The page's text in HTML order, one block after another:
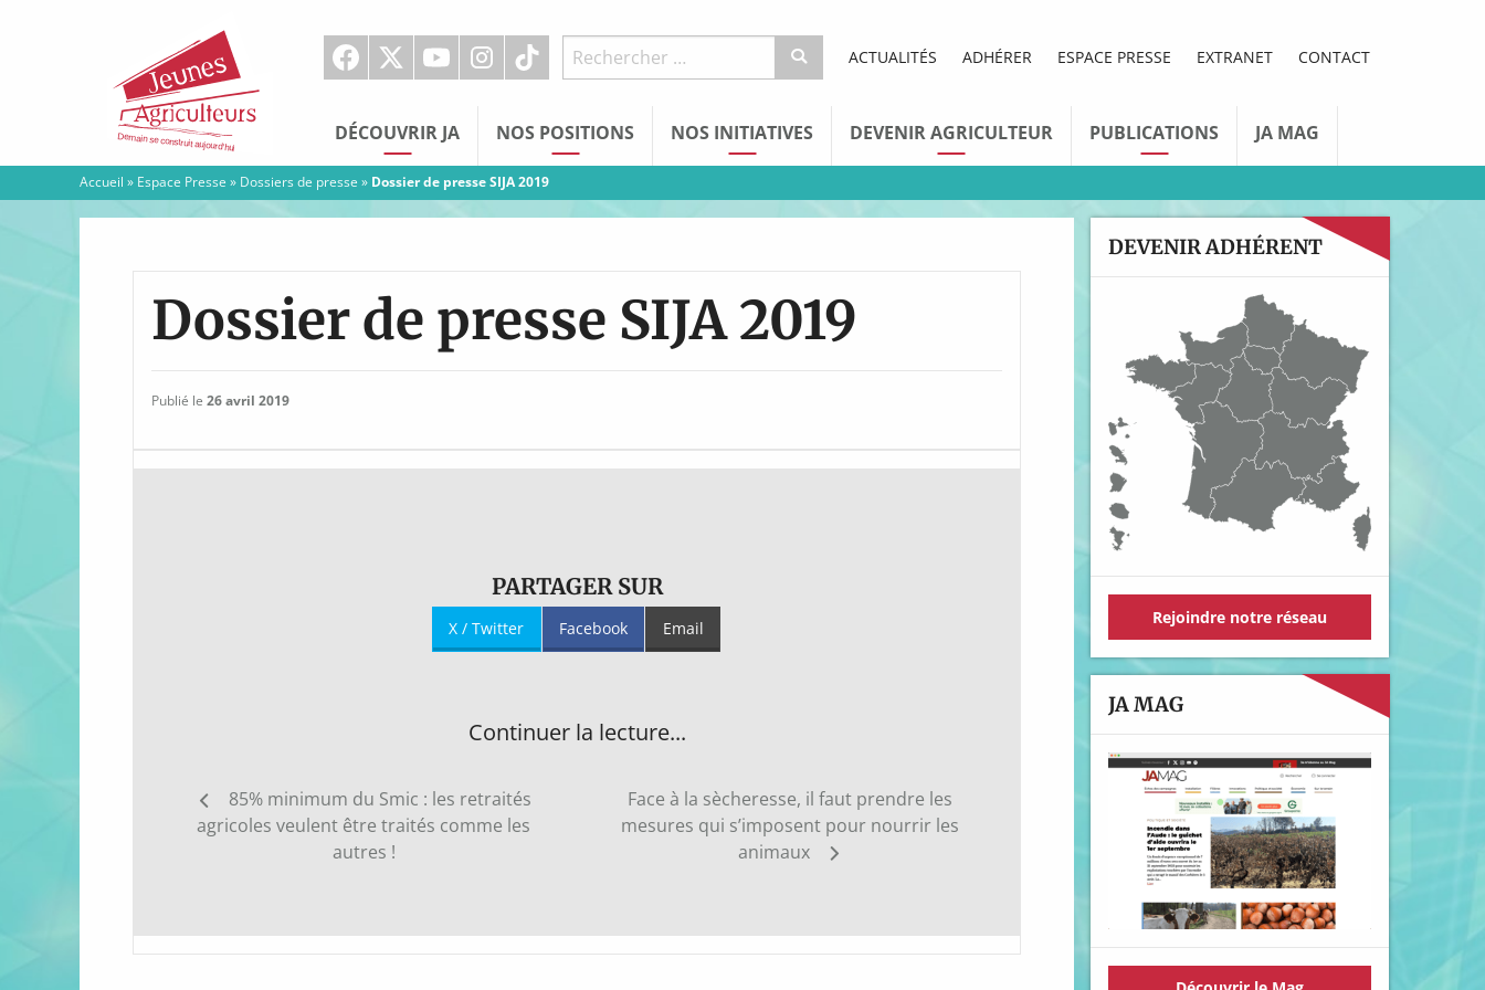
Agriculteurs
ACTUALITÉS ADHÉRER ESPACE PRESSE EXTRANET CONTACT
DÉCOUVRIR JA NOS POSITIONS NOS INITIATIVES DEVENIR AGRICULTEUR PUBLICATIONS JA MAG
Accueil » Espace Presse » Dossiers de presse » Dossier de presse SIJA 2019
Dossier de presse SIJA 2019
Publié le 26 avril 2019
PARTAGER SUR
X / Twitter Facebook Email
Continuer la lecture...
Navigation
85% minimum du Smic : les retraités
agricoles veulent être traités comme les
autres !
Face à la sècheresse, il faut prendre les
mesures qui s’imposent pour nourrir les
animaux
DEVENIR ADHÉRENT
Rejoindre notre réseau
JA MAG